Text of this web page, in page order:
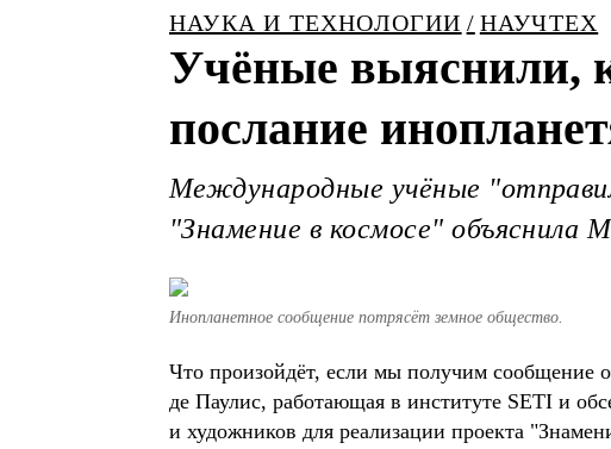
НАУКА И ТЕХНОЛОГИИ НАУЧТЕХ
Учёные выяснили,
послание
Международные учёные
"Знамение в космосе" объяснила
Инопланетное сообщение потрясёт земное общество.
Что произойдёт, если мы получим сообщение
де Паулис, работающая в институте SETI и
и художников для реализации проекта